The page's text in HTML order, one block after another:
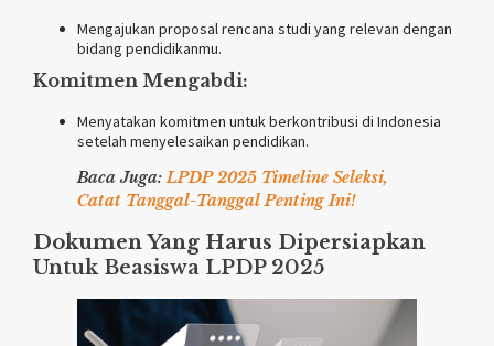
Mengajukan proposal rencana studi yang relevan dengan
bidang pendidikanmu.
Komitmen Mengabdi:
Menyatakan komitmen untuk berkontribusi di Indonesia
setelah menyelesaikan pendidikan.
Baca Juga:LPDP 2025 Timeline Seleksi,
Catat Tanggal-Tanggal Penting Ini!
Dokumen Yang Harus Dipersiapkan
Untuk Beasiswa LPDP 2025